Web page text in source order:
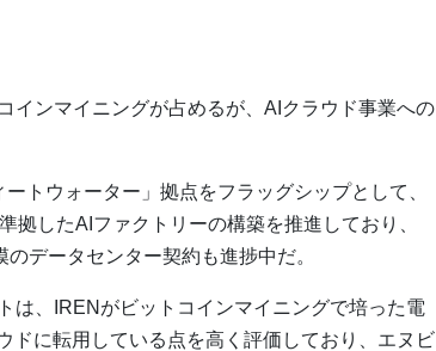
インマイニングが占めるが、AIクラウド事業への
トウォーター」拠点をフラッグシップとして、
拠したAIファクトリーの構築を推進しており、
データセンター契約も進捗中だ。
は、IRENがビットコインマイニングで培った電
ドに転用している点を高く評価しており、エヌビ